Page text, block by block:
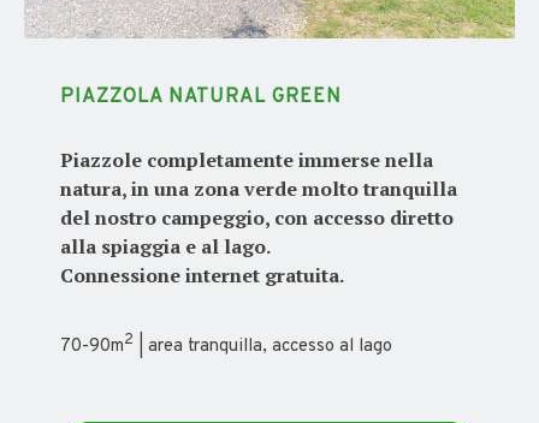
PIAZZOLA NATURAL GREEN
Piazzole completamente immerse nella
natura, in una zona verde molto tranquilla
del nostro campeggio, con accesso diretto
alla spiaggia e al lago.
Connessione internet gratuita.
70-90m2 | area tranquilla, accesso al lago